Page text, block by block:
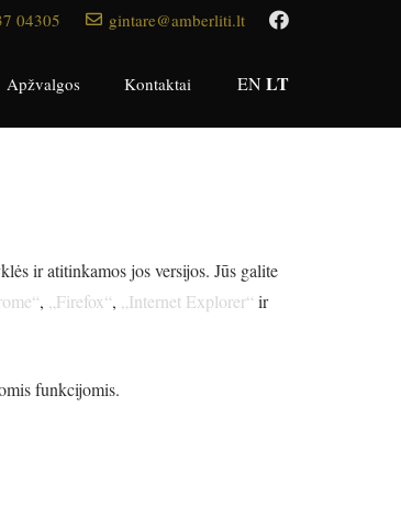
04305 gintare@amberliti.lt
Apžvalgos Kontaktai ENLT
ir atitinkamos jos versijos. Jūs galite
, „Firefox“, „Internet Explorer“ ir
funkcijomis.